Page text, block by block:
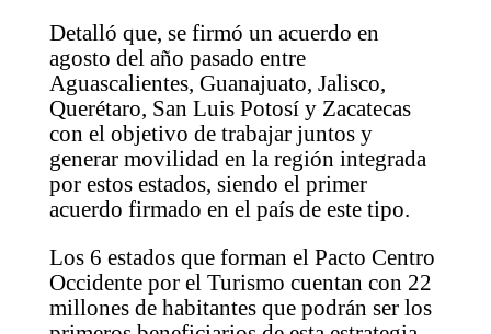
Detalló que, se firmó un acuerdo en
agosto del año pasado entre
Aguascalientes, Guanajuato, Jalisco,
Querétaro, San Luis Potosí y Zacatecas
con el objetivo de trabajar juntos y
generar movilidad en la región integrada
por estos estados, siendo el primer
acuerdo firmado en el país de este tipo.
Los 6 estados que forman el Pacto Centro
Occidente por el Turismo cuentan con 22
millones de habitantes que podrán ser los